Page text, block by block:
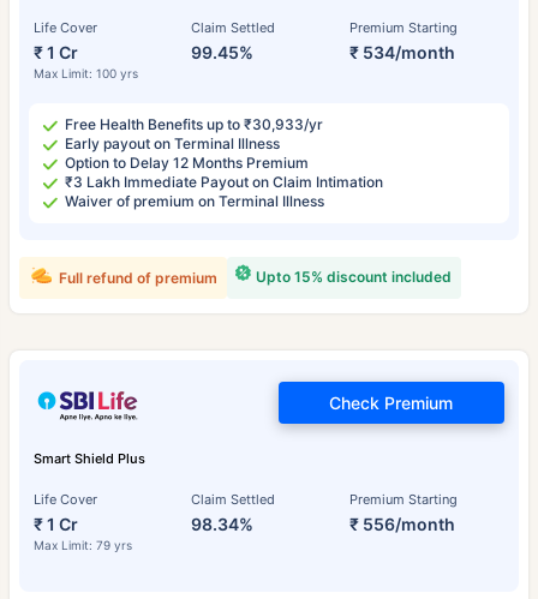
Life Cover
₹ 1 Cr
Max Limit: 100 yrs
Claim Settled
99.45%
Premium Starting
₹ 534/month
Free Health Benefits up to ₹30,933/yr
Early payout on Terminal Illness
Option to Delay 12 Months Premium
₹3 Lakh Immediate Payout on Claim Intimation
Waiver of premium on Terminal Illness
Upto 15% discount included
Full refund of premium
Smart Shield Plus
Life Cover
₹ 1 Cr
Max Limit: 79 yrs
Claim Settled
98.34%
Premium Starting
₹ 556/month
Check Premium